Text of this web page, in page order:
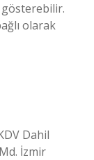
olarak
Dahil
İzmir